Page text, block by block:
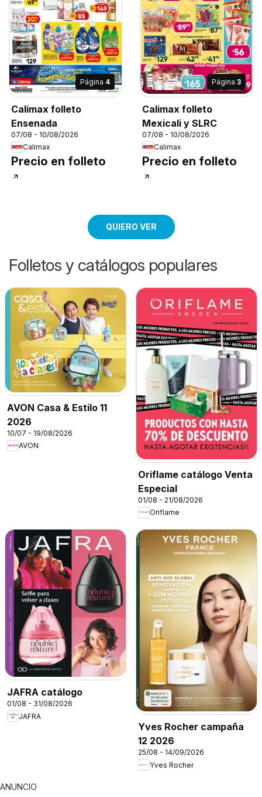
Página 4
Calimax folleto
Ensenada
07/08 - 10/08/2026
Calimax
Precio en folleto
Página 3
Calimax folleto
Mexicali y SLRC
07/08 - 10/08/2026
Calimax
Precio en folleto
QUIERO VER
Folletos y catálogos populares
AVON Casa & Estilo 11
2026
10/07 - 19/08/2026
AVON
Oriflame catálogo Venta
Especial
01/08 - 21/08/2026
Oriflame
JAFRA catálogo
01/08 - 31/08/2026
JAFRA
Yves Rocher campaña
12 2026
25/08 - 14/09/2026
Yves Rocher
ANUNCIO